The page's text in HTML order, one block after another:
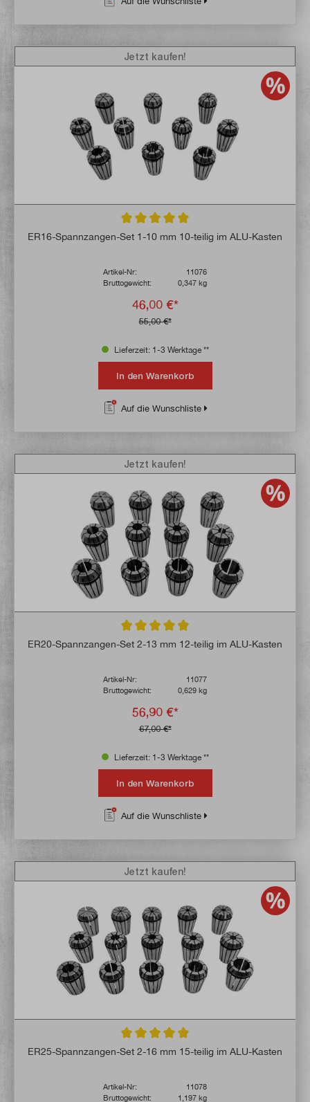
Durchschnittliche Bewertung von 5 von 5
ER16-Spannzangen-Set 1-10 mm 10-teilig im ALU-Kasten
Artikel-Nr:
11076
Bruttogewicht:
0,347 kg
46,00 €*
55,00 €*
Jetzt kaufen!
Lieferzeit: 1-3 Werktage **
In den Warenkorb
Auf die Wunschliste
Durchschnittliche Bewertung von 4.9 von
ER20-Spannzangen-Set 2-13 mm 12-teilig im ALU-Kasten
Artikel-Nr:
11077
Bruttogewicht:
0,629 kg
56,90 €*
67,00 €*
Jetzt kaufen!
Lieferzeit: 1-3 Werktage **
In den Warenkorb
Auf die Wunschliste
Durchschnittliche Bewertung von 5 von 5
ER25-Spannzangen-Set 2-16 mm 15-teilig im ALU-Kasten
Artikel-Nr:
11078
Bruttogewicht:
1,197 kg
Jetzt kaufen!